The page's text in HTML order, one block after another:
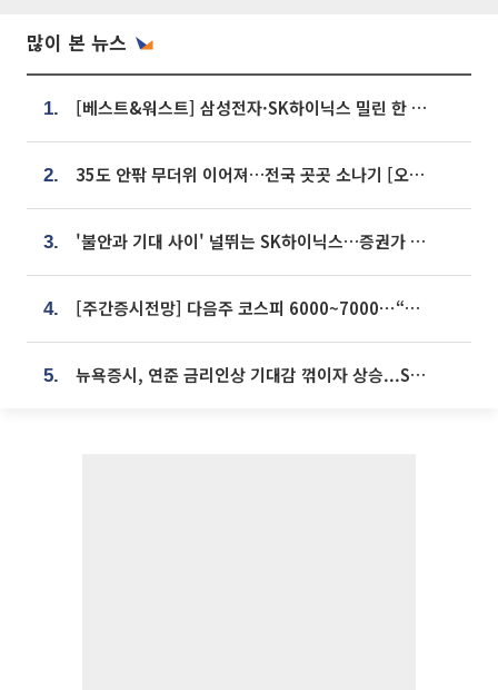
많이 본 뉴스
1. [베스트&워스트] 삼성전자·SK하이닉스 밀린 한 주…상상인증권은 85% 급등
2. 35도 안팎 무더위 이어져…전국 곳곳 소나기 [오늘 날씨]
3. '불안과 기대 사이' 널뛰는 SK하이닉스…증권가 "HBM4·LTA 기반 펀터멘털 견고"
4. [주간증시전망] 다음주 코스피 6000~7000⋯“外人 수급은 정책이 변수”
5. 뉴욕증시, 연준 금리인상 기대감 꺾이자 상승...S&P500 사상 최고치 [종합]